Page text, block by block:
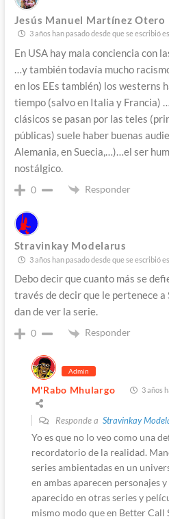
Jesús Manuel Martínez Otero
3 años han pasado desde que se escribió
En USA hay mala conciencia con
…y también todavía mucho
en los EEs también) los westerns
tiempo (salvo en Italia y Francia)
clásicos se pasan por las teles
públicas) suele haber buenas
Alemania, en Suecia,…)…el ser
nostálgico.
0 Responder
Stravinkay Modelarus
3 años han pasado desde que se escribió
Debo decir que cuanto más se
través de decir que le pertenece a
dan de ver la serie.
0 Responder
Admin
M'Rabo Mhulargo 3 años
Responde a Stravinkay
Yo es que no lo veo como una
recordatorio de la realidad.
series ambientadas en un
en ambas aparecen personajes
aparecido en otras series y
mismo modo que en Better Call